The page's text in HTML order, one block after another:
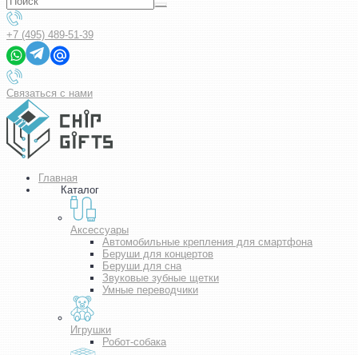
+7 (495) 489-51-39
Связаться с нами
Главная
Каталог
Аксессуары
Автомобильные крепления для смартфона
Беруши для концертов
Беруши для сна
Звуковые зубные щетки
Умные переводчики
Игрушки
Робот-собака